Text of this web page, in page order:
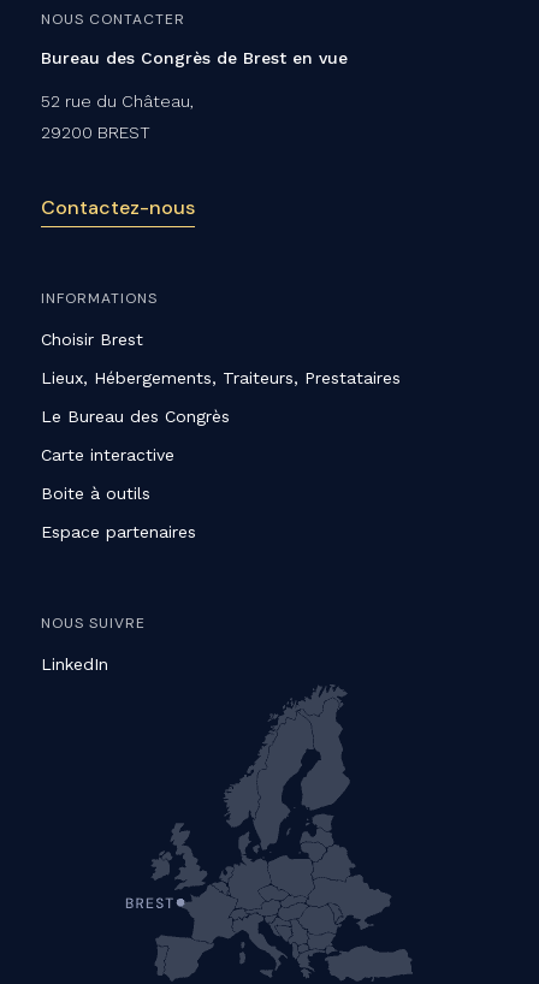
NOUS CONTACTER
Bureau des Congrès de Brest en vue
52 rue du Château,
29200 BREST
Contactez-nous
INFORMATIONS
Choisir Brest
Lieux, Hébergements, Traiteurs, Prestataires
Le Bureau des Congrès
Carte interactive
Boite à outils
Espace partenaires
NOUS SUIVRE
LinkedIn